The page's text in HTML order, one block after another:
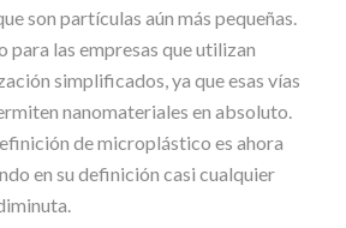
son partículas aún más pequeñas.
para las empresas que utilizan
simplificados, ya que esas vías
nanomateriales en absoluto.
de microplástico es ahora
en su definición casi cualquier